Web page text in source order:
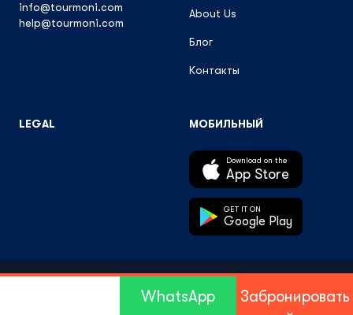
info@tourmoni.com
help@tourmoni.com
About Us
Блог
Контакты
LEGAL МОБИЛЬНЫЙ
Download on the
App Store
GET IT ON
Google Play
© 2026 TourMoni All Rights Reserved.
WhatsApp
Забронировать